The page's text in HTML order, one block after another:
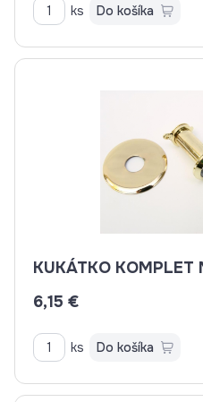
ks Do košíka
6,15 €
ks Do košíka